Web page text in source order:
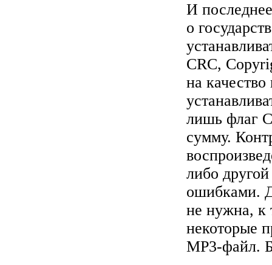
И
о
CRC,
на
лишь флаг
сумму.
либо
ошибками.
не нужна, к
некоторые
MP3-файл.